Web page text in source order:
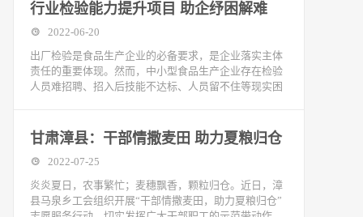
行业检验能力提升项目 助企纾困解难
2022-06-20
出厂检验是食品生产企业的必备要求，是企业落实主体
责任的重要体现。然而，中小型食品生产企业存在检验
人员难招聘、招入后技能不达标、人员留不住等现实困
甘肃漳县：干部情撒麦田 助力夏粮归仓
2022-07-25
炎炎夏日，农事繁忙；麦穗飘香，颗粒归仓。近日，漳
县马泉乡工会组织开展“干部情撒麦田，助力夏粮归仓”